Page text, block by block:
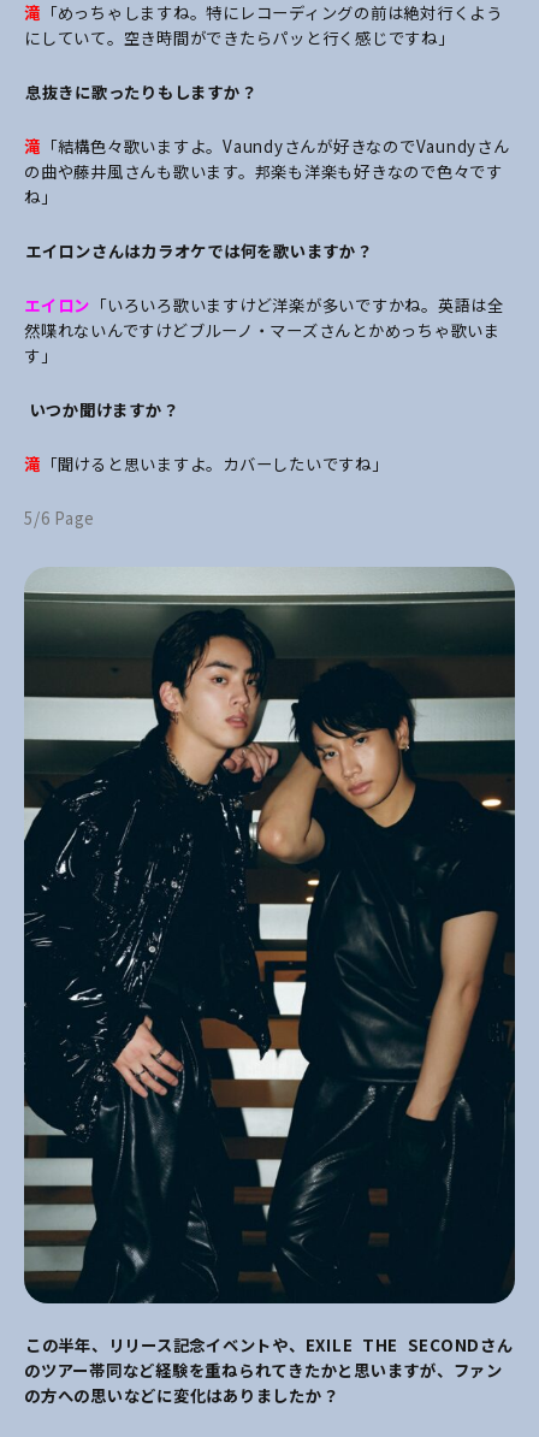
滝 「めっちゃしますね。特にレコーディングの前は絶対行くよう
にしていて。空き時間ができたらパッと行く感じですね」
――息抜きに歌ったりもしますか？
滝 「結構色々歌いますよ。Vaundyさんが好きなのでVaundyさん
の曲や藤井風さんも歌います。邦楽も洋楽も好きなので色々です
ね」
――エイロンさんはカラオケでは何を歌いますか？
エイロン 「いろいろ歌いますけど洋楽が多いですかね。英語は全
然喋れないんですけどブルーノ・マーズさんとかめっちゃ歌いま
す」
―― いつか聞けますか？
滝 「聞けると思いますよ。カバーしたいですね」
5/6 Page
――この半年、リリース記念イベントや、EXILE THE SECONDさん
のツアー帯同など経験を重ねられてきたかと思いますが、ファン
の方への思いなどに変化はありましたか？